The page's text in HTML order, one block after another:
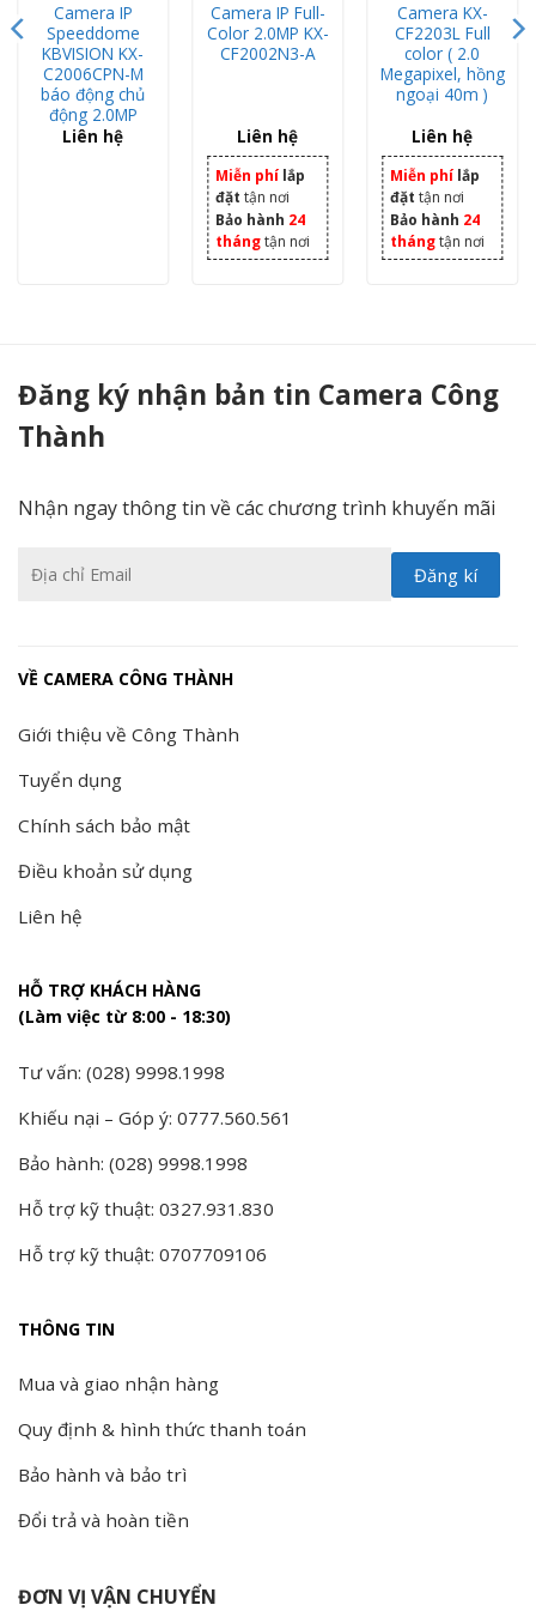
Camera IP
Speeddome
KBVISION KX-
C2006CPN-M
báo động chủ
động 2.0MP
Liên hệ
Camera IP Full-
Color 2.0MP KX-
CF2002N3-A
Liên hệ
Miễn phí lắp
đặt tận nơi
Bảo hành 24
thángtận nơi
Camera KX-
CF2203L Full
color ( 2.0
Megapixel, hồng
ngoại 40m )
Liên hệ
Miễn phí lắp
đặt tận nơi
Bảo hành 24
thángtận nơi
Đăng ký nhận bản tin Camera Công
Thành
Nhận ngay thông tin về các chương trình khuyến mãi
VỀ CAMERA CÔNG THÀNH
Giới thiệu về Công Thành
Tuyển dụng
Chính sách bảo mật
Điều khoản sử dụng
Liên hệ
HỖ TRỢ KHÁCH HÀNG
(Làm việc từ 8:00 - 18:30)
Tư vấn: (028) 9998.1998
Khiếu nại – Góp ý: 0777.560.561
Bảo hành: (028) 9998.1998
Hỗ trợ kỹ thuật: 0327.931.830
Hỗ trợ kỹ thuật: 0707709106
THÔNG TIN
Mua và giao nhận hàng
Quy định & hình thức thanh toán
Bảo hành và bảo trì
Đổi trả và hoàn tiền
ĐƠN VỊ VẬN CHUYỂN